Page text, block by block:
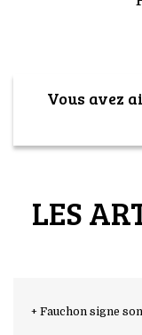
Vous avez
LES
+ Fauchon signe